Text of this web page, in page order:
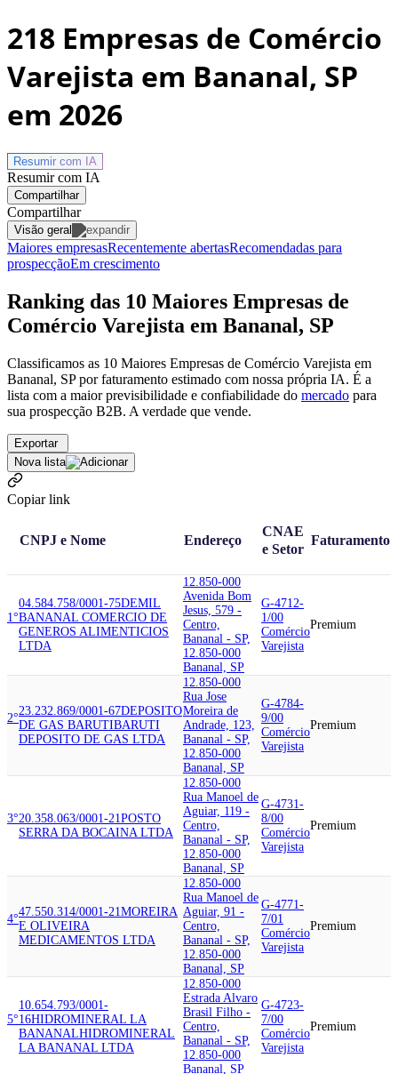
218 Empresas de Comércio
Varejista em Bananal, SP
em 2026
Resumir com IA
Resumir com IA
Compartilhar
Compartilhar
Visão geral
Maiores empresasRecentemente abertasRecomendadas para
prospecçãoEm crescimento
Ranking das 10 Maiores Empresas de
Comércio Varejista em Bananal, SP
Classificamos as 10 Maiores Empresas de Comércio Varejista em
Bananal, SP por faturamento estimado com nossa própria IA. É a
lista com a maior previsibilidade e confiabilidade do mercado para
sua prospecção B2B. A verdade que vende.
Exportar
Nova lista
Copiar link
CNPJ e Nome Endereço
CNAE
e Setor
Faturamento
1°
04.584.758/0001-75DEMIL
BANANAL COMERCIO DE
GENEROS ALIMENTICIOS
LTDA
12.850-000
Avenida Bom
Jesus, 579 -
Centro,
Bananal - SP,
12.850-000
Bananal, SP
G-4712-
1/00
Comércio
Varejista
Premium
2°
23.232.869/0001-67DEPOSITO
DE GAS BARUTIBARUTI
DEPOSITO DE GAS LTDA
12.850-000
Rua Jose
Moreira de
Andrade, 123,
Bananal - SP,
12.850-000
Bananal, SP
G-4784-
9/00
Comércio
Varejista
Premium
3°20.358.063/0001-21POSTO
SERRA DA BOCAINA LTDA
12.850-000
Rua Manoel de
Aguiar, 119 -
Centro,
Bananal - SP,
12.850-000
Bananal, SP
G-4731-
8/00
Comércio
Varejista
Premium
4°
47.550.314/0001-21MOREIRA
E OLIVEIRA
MEDICAMENTOS LTDA
12.850-000
Rua Manoel de
Aguiar, 91 -
Centro,
Bananal - SP,
12.850-000
Bananal, SP
G-4771-
7/01
Comércio
Varejista
Premium
5°
10.654.793/0001-
16HIDROMINERAL LA
BANANALHIDROMINERAL
LA BANANAL LTDA
12.850-000
Estrada Alvaro
Brasil Filho -
Centro,
Bananal - SP,
12.850-000
Bananal, SP
G-4723-
7/00
Comércio
Varejista
Premium